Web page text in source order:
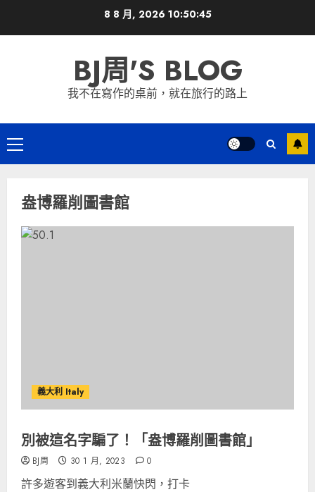
8 8 月, 2026 10:50:45
BJ周'S BLOG
我不在寫作的桌前，就在旅行的路上
Primary
Menu
盎博羅削圖書館
義大利 Italy
別被這名字騙了！「盎博羅削圖書館」
BJ周 30 1 月, 2023 0
許多遊客到義大利米蘭快閃，打卡